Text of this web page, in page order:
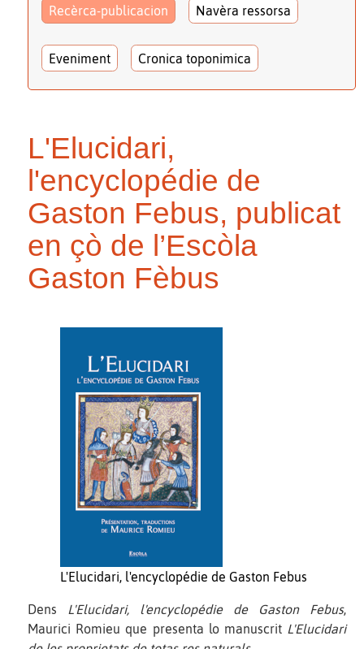
Recèrca-publicacion Navèra ressorsa
Eveniment Cronica toponimica
L'Elucidari,
l'encyclopédie de
Gaston Febus, publicat
en çò de l’Escòla
Gaston Fèbus
L'Elucidari, l'encyclopédie de Gaston Febus
Dens L'Elucidari, l'encyclopédie de Gaston Febus,
Maurici Romieu que presenta lo manuscrit L'Elucidari